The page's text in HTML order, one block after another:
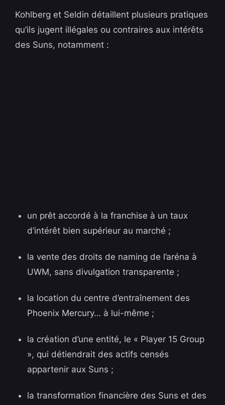
Kohlberg et Seldin détaillent plusieurs pratiques
qu’ils jugent illégales ou contraires aux intérêts
des Suns, notamment :
un prêt accordé à la franchise à un taux
d’intérêt bien supérieur au marché ;
la vente des droits de naming de l’aréna à
UWM, sans divulgation transparente ;
la location du centre d’entraînement des
Phoenix Mercury… à lui-même ;
la création d’une entité, le « Player 15 Group
», qui détiendrait des actifs censés
appartenir aux Suns ;
la transformation financière des Suns et des